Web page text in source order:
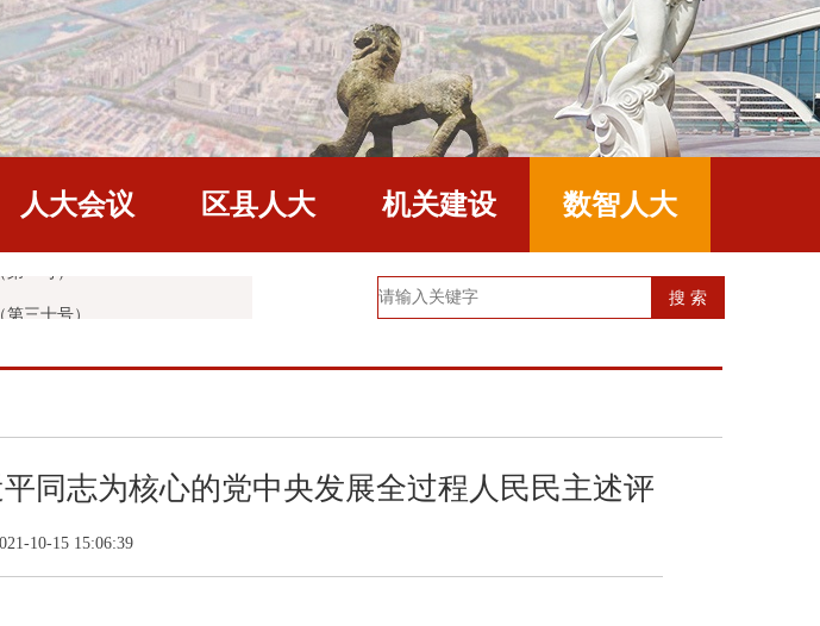
人大会议 区县人大 机关建设 数智人大
第六号）
第五号）
第四号）
第二号）
第一号）
同志为核心的党中央发展全过程人民民主述评
10-15 15:06:39